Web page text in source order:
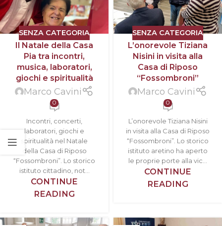
SENZA CATEGORIA
Il Natale della Casa
Pia tra incontri,
musica, laboratori,
giochi e spiritualità
Marco Cavini
0
Incontri, concerti,
laboratori, giochi e
spiritualità nel Natale
della Casa di Riposo
“Fossombroni”. Lo storico
istituto cittadino, not...
CONTINUE
READING
SENZA CATEGORIA
L’onorevole Tiziana
Nisini in visita alla
Casa di Riposo
“Fossombroni”
Marco Cavini
0
L’onorevole Tiziana Nisini
in visita alla Casa di Riposo
“Fossombroni”. Lo storico
istituto aretino ha aperto
le proprie porte alla vic...
CONTINUE
READING